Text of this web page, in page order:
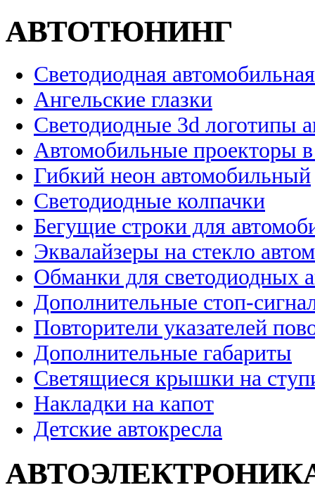
АВТОТЮНИНГ
Светодиодная
Ангельские глазки
Светодиодные 3d логотипы
Автомобильные проекторы
Гибкий неон автомобильный
Светодиодные колпачки
Бегущие строки для
Эквалайзеры на стекло
Обманки для светодиодных
Дополнительные стоп-
Повторители указателей
Дополнительные габариты
Светящиеся крышки на
Накладки на капот
Детские автокресла